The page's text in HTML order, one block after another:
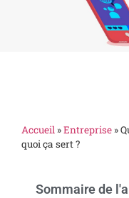
Accueil »Entreprise »
quoi ça sert ?
Sommaire de